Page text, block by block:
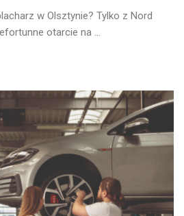
w Olsztynie? Tylko z Nord
otarcie na ...